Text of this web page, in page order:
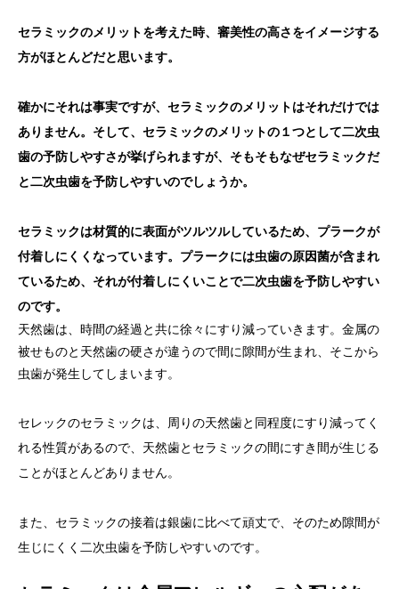
セラミックのメリットを考えた時、審美性の高さをイメージする
方がほとんどだと思います。
確かにそれは事実ですが、セラミックのメリットはそれだけでは
ありません。そして、セラミックのメリットの１つとして二次虫
歯の予防しやすさが挙げられますが、そもそもなぜセラミックだ
と二次虫歯を予防しやすいのでしょうか。
セラミックは材質的に表面がツルツルしているため、プラークが
付着しにくくなっています。プラークには虫歯の原因菌が含まれ
ているため、それが付着しにくいことで二次虫歯を予防しやすい
のです。
天然歯は、時間の経過と共に徐々にすり減っていきます。金属の
被せものと天然歯の硬さが違うので間に隙間が生まれ、そこから
虫歯が発生してしまいます。
セレックのセラミックは、周りの天然歯と同程度にすり減ってく
れる性質があるので、天然歯とセラミックの間にすき間が生じる
ことがほとんどありません。
また、セラミックの接着は銀歯に比べて頑丈で、そのため隙間が
生じにくく二次虫歯を予防しやすいのです。